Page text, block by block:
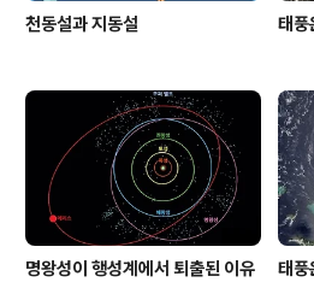
천동설과 지동설 태풍
명왕성이 행성계에서 퇴출된 이유
태풍